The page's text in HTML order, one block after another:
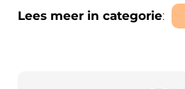
Lees meer in categorie: